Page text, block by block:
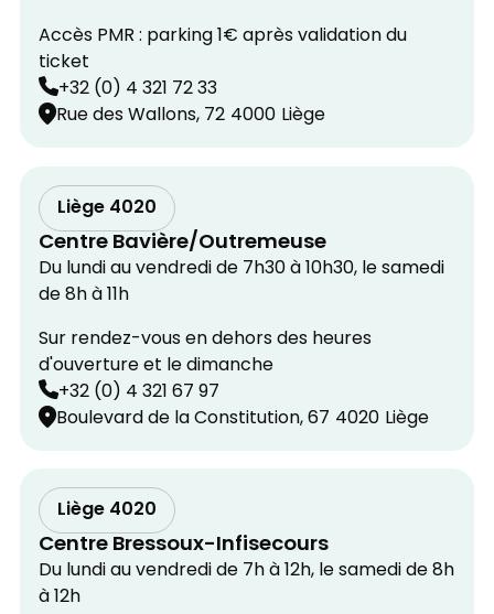
Accès PMR : parking 1€ après validation du
ticket
+32 (0) 4 321 72 33
Rue des Wallons, 72 4000 Liège
Liège 4020
Centre Bavière/Outremeuse
Du lundi au vendredi de 7h30 à 10h30, le samedi
de 8h à 11h
Sur rendez-vous en dehors des heures
d'ouverture et le dimanche
+32 (0) 4 321 67 97
Boulevard de la Constitution, 67 4020 Liège
Liège 4020
Centre Bressoux-Infisecours
Du lundi au vendredi de 7h à 12h, le samedi de 8h
à 12h